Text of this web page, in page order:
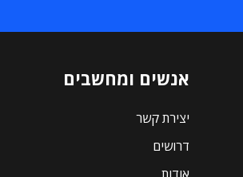
אנשים ומחשבים
יצירת קשר
דרושים